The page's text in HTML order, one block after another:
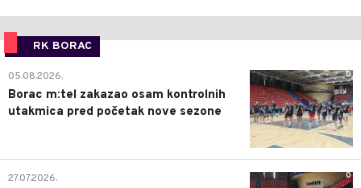
RK BORAC
0
05.08.2026.
Borac m:tel zakazao osam kontrolnih
utakmica pred početak nove sezone
0
27.07.2026.